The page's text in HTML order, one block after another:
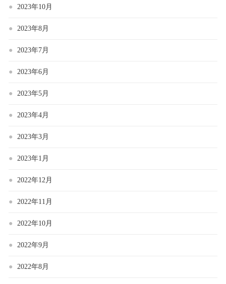
2023年10月
2023年8月
2023年7月
2023年6月
2023年5月
2023年4月
2023年3月
2023年1月
2022年12月
2022年11月
2022年10月
2022年9月
2022年8月